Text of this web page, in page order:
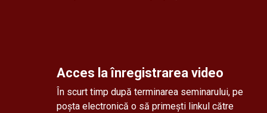
Acces la înregistrarea video
În scurt timp după terminarea seminarului, pe
poșta electronică o să primești linkul către